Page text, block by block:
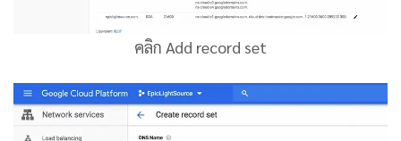
คลิก Add record set